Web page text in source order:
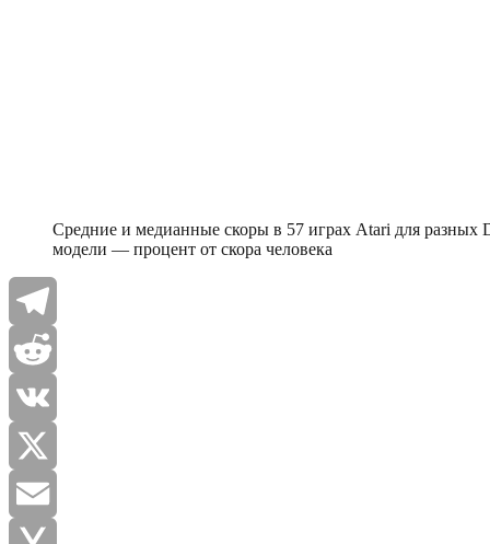
Средние и медианные скоры в 57 играх Atari для разных
модели — процент от скора человека
Telegram
Reddit
VK
X